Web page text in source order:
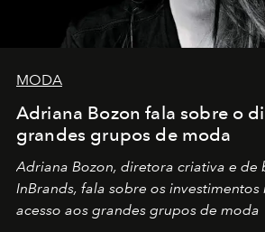
MODA
Adriana Bozon fala sobre o
grandes grupos de moda
Adriana Bozon, diretora criativa e
InBrands, fala sobre os
acesso aos grandes grupos de moda